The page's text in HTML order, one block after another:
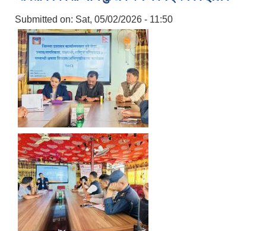
Submitted on: Sat, 05/02/2026 - 11:50